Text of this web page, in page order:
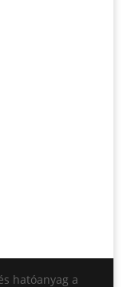
hatóanyag a